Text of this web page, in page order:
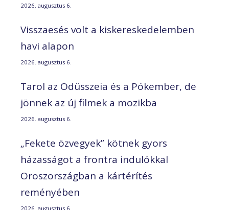
2026. augusztus 6.
Visszaesés volt a kiskereskedelemben
havi alapon
2026. augusztus 6.
Tarol az Odüsszeia és a Pókember, de
jönnek az új filmek a mozikba
2026. augusztus 6.
„Fekete özvegyek” kötnek gyors
házasságot a frontra indulókkal
Oroszországban a kártérítés
reményében
2026. augusztus 6.